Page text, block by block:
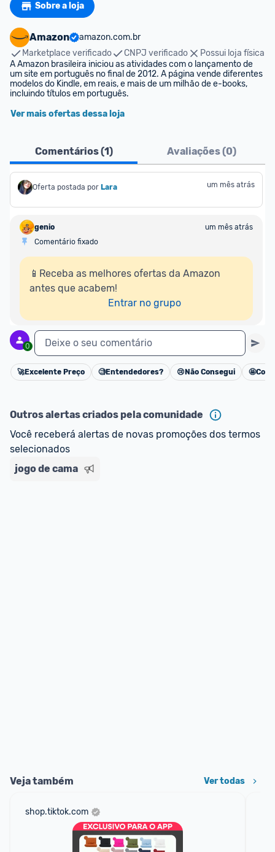
Sobre a loja
Amazon
amazon.com.br
Marketplace verificado
CNPJ verificado
Possui loja física
A Amazon brasileira iniciou as atividades com o lançamento de
um site em português no final de 2012. A página vende diferentes
modelos do Kindle, em reais, e mais de um milhão de e-books,
incluindo títulos em português.
Ver mais ofertas dessa loja
Comentários (1) Avaliações (0)
Oferta postada por Lara um mês atrás
genio
um mês atrás
Comentário fixado
📱Receba as melhores ofertas da Amazon
antes que acabem!
Entrar no grupo
0 Deixe o seu comentário
Cancelar
🚀Excelente Preço 🧐Entendedores? 😢 Não Consegui 🤩
Outros alertas criados pela comunidade
Você receberá alertas de novas promoções dos termos
selecionados
jogo de cama
Veja também Ver todas
shop.tiktok.com